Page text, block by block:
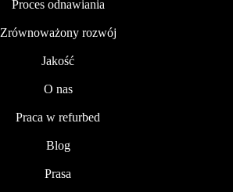
Proces odnawiania
Zrównoważony rozwój
Jakość
O nas
Praca w refurbed
Blog
Prasa